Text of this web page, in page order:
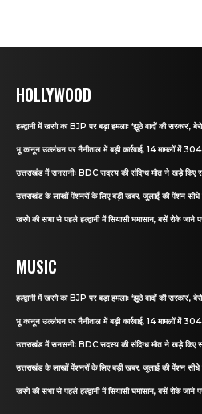
HOLLYWOOD
हल्द्वानी में खरगे का BJP पर बड़ा हमलाः ‘झूठे वादों की सरकार’,
भू कानून उल्लंघन पर नैनीताल में बड़ी कार्रवाई, 14 मामलों में 304
उत्तराखंड में सनसनीः BDC सदस्य की संदिग्ध मौत ने खड़े किए
उत्तराखंड के लाखों पेंशनरों के लिए बड़ी खबर, जुलाई की पेंशन सीधे
खरगे की सभा से पहले हल्द्वानी में सियासी घमासान, बसें रोके जाने
MUSIC
हल्द्वानी में खरगे का BJP पर बड़ा हमलाः ‘झूठे वादों की सरकार’,
भू कानून उल्लंघन पर नैनीताल में बड़ी कार्रवाई, 14 मामलों में 304
उत्तराखंड में सनसनीः BDC सदस्य की संदिग्ध मौत ने खड़े किए
उत्तराखंड के लाखों पेंशनरों के लिए बड़ी खबर, जुलाई की पेंशन सीधे
खरगे की सभा से पहले हल्द्वानी में सियासी घमासान, बसें रोके जाने